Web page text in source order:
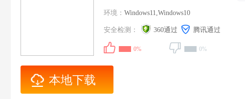
环境： Windows11,Windows10
安全检测： 360通过 腾讯通过
0% 0%
本地下载